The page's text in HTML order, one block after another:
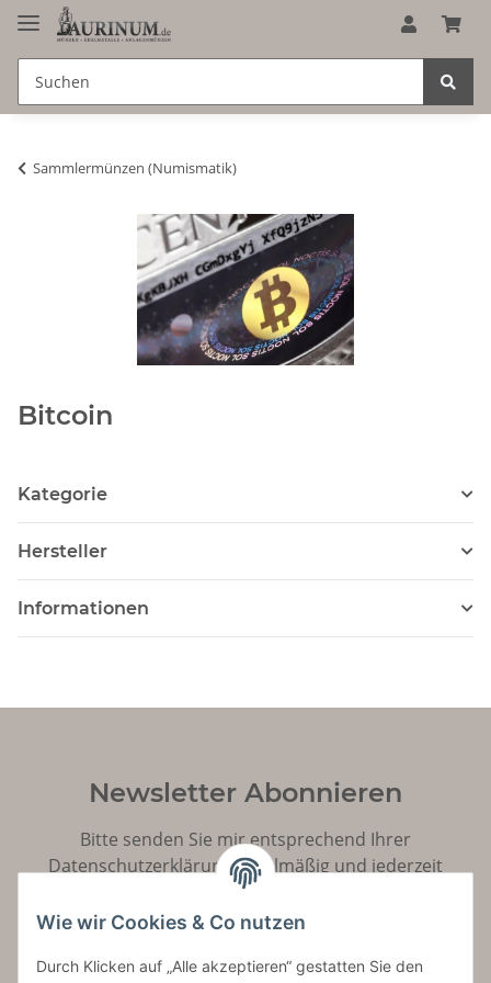
Sammlermünzen (Numismatik)
Bitcoin
Kategorie
Hersteller
Informationen
Newsletter Abonnieren
Bitte senden Sie mir entsprechend Ihrer
Datenschutzerklärungregelmäßig und jederzeit
widerruflich Informationen zu Ihrem Produktsortiment
per E-Mail zu.
Abonnieren
Wie wir Cookies & Co nutzen
Durch Klicken auf „Alle akzeptieren“ gestatten Sie den